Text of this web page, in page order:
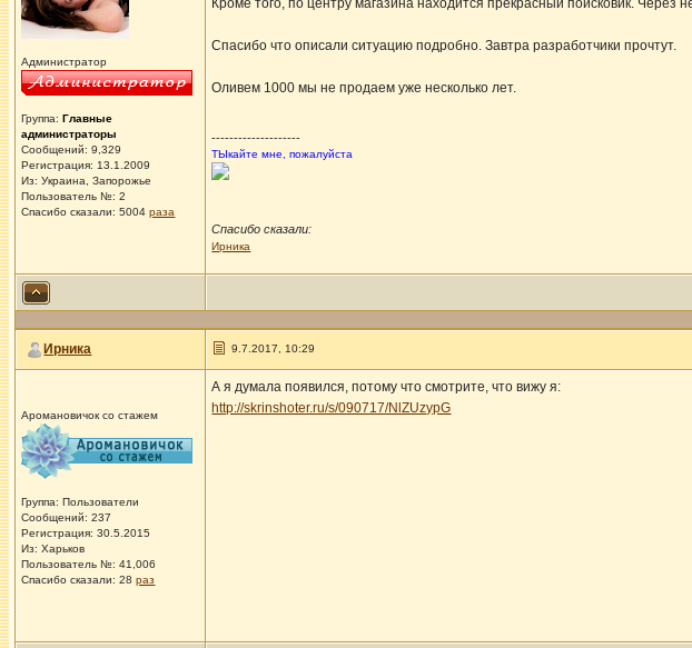
Администратор
Группа:Главные
администраторы
Сообщений: 9,329
Регистрация: 13.1.2009
Из: Украина, Запорожье
Пользователь №: 2
Спасибо сказали:5004 раза
Кроме того, по центру магазина находится прекрасный поисковик. Через
Спасибо что описали ситуацию подробно. Завтра разработчики прочтут.
Оливем 1000 мы не продаем уже несколько лет.
--------------------
ТЫкайте мне, пожалуйста
Спасибо сказали:
Ирника
Ирника 9.7.2017, 10:29
Аромановичок со стажем
Группа: Пользователи
Сообщений: 237
Регистрация: 30.5.2015
Из: Харьков
Пользователь №: 41,006
Спасибо сказали:28 раз
А я думала появился, потому что смотрите, что вижу я:
http://skrinshoter.ru/s/090717/NlZUzypG